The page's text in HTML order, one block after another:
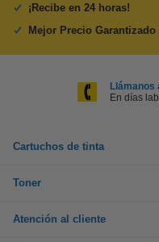
¡Recibe en 24 horas!
Mejor Precio Garantizado
Llámanos
En días
Cartuchos de tinta
Toner
Atención al cliente